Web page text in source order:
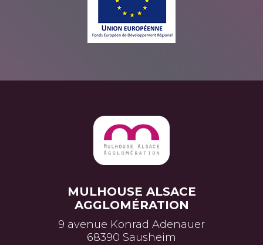
MULHOUSE ALSACE
AGGLOMÉRATION
9 avenue Konrad Adenauer
68390 Sausheim